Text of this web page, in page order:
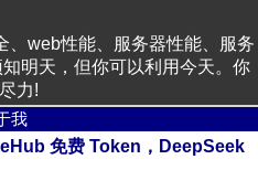
、web性能、服务器性能、服务
明天，但你可以利用今天。你
力!
我
免费 Token，DeepSeek